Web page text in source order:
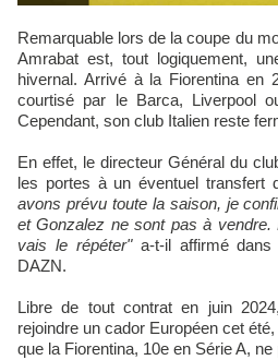
Remarquable lors de la coupe du
Amrabat est, tout logiquement,
hivernal. Arrivé à la Fiorentina en
courtisé par le Barca, Liverpool
Cependant, son club Italien reste
En effet, le directeur Général du
les portes à un éventuel transfert
avons prévu toute la saison, je
et Gonzalez ne sont pas à vendre.
vais le répéter" a-t-il affirmé
DAZN.
Libre de tout contrat en juin
rejoindre un cador Européen cet
que la Fiorentina, 10e en Série A, ne